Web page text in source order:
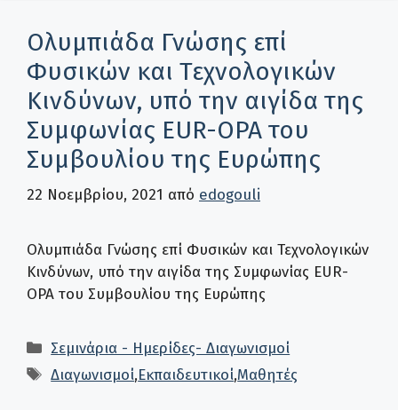
Ολυμπιάδα Γνώσης επί
Φυσικών και Τεχνολογικών
Κινδύνων, υπό την αιγίδα της
Συμφωνίας EUR-OPA του
Συμβουλίου της Ευρώπης
22 Νοεμβρίου, 2021 από edogouli
Ολυμπιάδα Γνώσης επί Φυσικών και Τεχνολογικών
Κινδύνων, υπό την αιγίδα της Συμφωνίας EUR-
OPA του Συμβουλίου της Ευρώπης
Κατηγορίες
Σεμινάρια - Ημερίδες- Διαγωνισμοί
Ετικέτες
Διαγωνισμοί,Εκπαιδευτικοί,Μαθητές